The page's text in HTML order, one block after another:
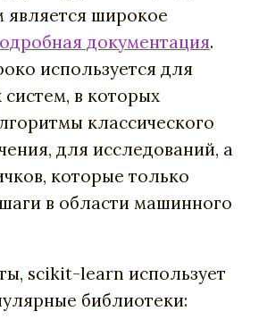
широкое
документация.
используется для
в которых
классического
для исследований, а
которые только
в области машинного
scikit-learn использует
библиотеки: